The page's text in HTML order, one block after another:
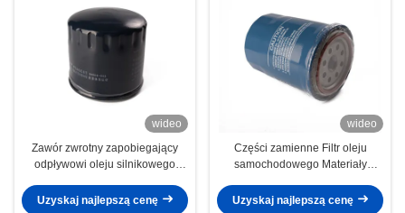
wideo
Zawór zwrotny zapobiegający
odpływowi oleju silnikowego
1109.CL
Uzyskaj najlepszą cenę
wideo
Części zamienne Filtr oleju
samochodowego Materiały
15208-43G00
Uzyskaj najlepszą cenę